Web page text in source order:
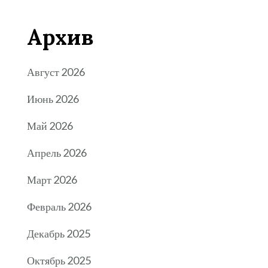
Архив
Август 2026
Июнь 2026
Май 2026
Апрель 2026
Март 2026
Февраль 2026
Декабрь 2025
Октябрь 2025